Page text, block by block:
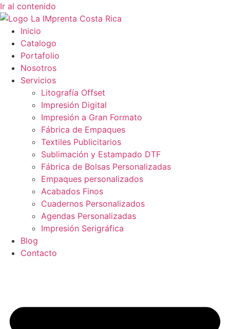
Ir al contenido
Inicio
Catalogo
Portafolio
Nosotros
Servicios
Litografía Offset
Impresión Digital
Impresión a Gran Formato
Fábrica de Empaques
Textiles Publicitarios
Sublimación y Estampado DTF​
Fábrica de Bolsas Personalizadas
Empaques personalizados
Acabados Finos
Cuadernos Personalizados
Agendas Personalizadas
Impresión Serigráfica
Blog
Contacto